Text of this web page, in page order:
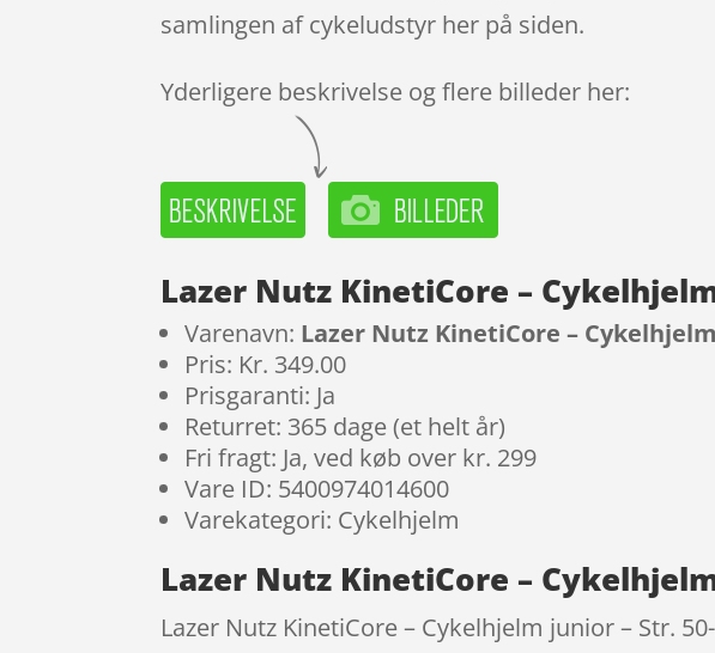
samlingen af cykeludstyr her på siden.
Yderligere beskrivelse og flere billeder her:
Lazer Nutz KinetiCore –
Varenavn: Lazer Nutz KinetiCore –
Pris: Kr. 349.00
Prisgaranti: Ja
Returret: 365 dage (et helt år)
Fri fragt: Ja, ved køb over kr. 299
Vare ID: 5400974014600
Varekategori: Cykelhjelm
Lazer Nutz KinetiCore –
Lazer Nutz KinetiCore – Cykelhjelm junior – Str.